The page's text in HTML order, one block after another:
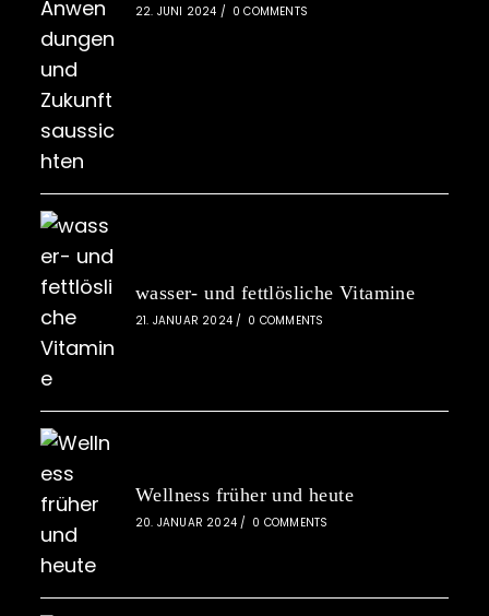
22. JUNI 2024 / 0 COMMENTS
wasser- und fettlösliche Vitamine
21. JANUAR 2024 / 0 COMMENTS
Wellness früher und heute
20. JANUAR 2024 / 0 COMMENTS